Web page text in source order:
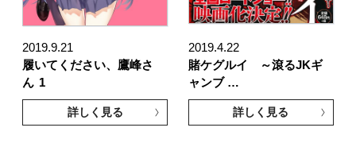
2019.9.21
履いてください、鷹峰さ
ん 1
詳しく見る
2019.4.22
賭ケグルイ ～滾るJKギ
ャンブ …
詳しく見る